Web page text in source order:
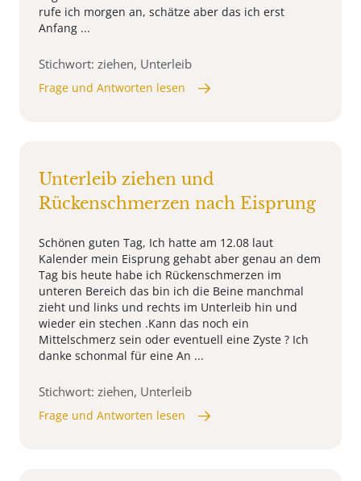
rufe ich morgen an, schätze aber das ich erst
Anfang ...
Stichwort: ziehen, Unterleib
Frage und Antworten lesen
Unterleib ziehen und
Rückenschmerzen nach Eisprung
Schönen guten Tag, Ich hatte am 12.08 laut
Kalender mein Eisprung gehabt aber genau an dem
Tag bis heute habe ich Rückenschmerzen im
unteren Bereich das bin ich die Beine manchmal
zieht und links und rechts im Unterleib hin und
wieder ein stechen .Kann das noch ein
Mittelschmerz sein oder eventuell eine Zyste ? Ich
danke schonmal für eine An ...
Stichwort: ziehen, Unterleib
Frage und Antworten lesen